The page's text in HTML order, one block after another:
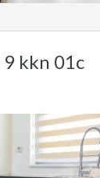
kkn 01c